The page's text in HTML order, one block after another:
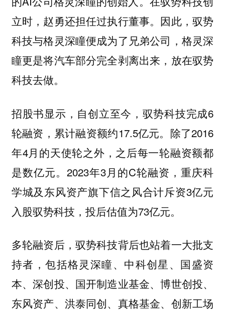
立时，赵勇还担任过执行董事。因此，驭势
科技与格灵深瞳便成为了兄弟公司，格灵深
瞳更是将汽车部分完全剥离出来，放在驭势
科技去做。
招股书显示，自创立至今，驭势科技完成6
轮融资，累计融资额约17.5亿元。除了2016
年4月的天使轮之外，之后每一轮融资额都
是数亿元。2023年3月的C轮融资，重庆科
学城及东风资产旗下信之风合计斥资3亿元
入股驭势科技，投后估值为73亿元。
多轮融资后，驭势科技背后也站着一大批支
持者，包括格灵深瞳、中科创星、国盛资
本、深创投、国开制造业基金、博世创投、
东风资产、洪泰同创、真格基金、创新工场